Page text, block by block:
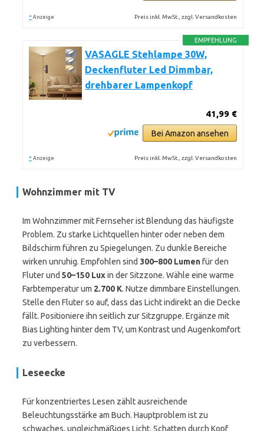
* Anzeige Preis inkl. MwSt., zzgl. Versandkosten
EMPFEHLUNG
VASAGLE Stehlampe 30W,
Deckenfluter Led Dimmbar,
drehbarer Lampenkopf
41,99 €
Bei Amazon ansehen
* Anzeige Preis inkl. MwSt., zzgl. Versandkosten
Wohnzimmer mit TV
Im Wohnzimmer mit Fernseher ist Blendung das häufigste
Problem. Zu starke Lichtquellen hinter oder neben dem
Bildschirm führen zu Spiegelungen. Zu dunkle Bereiche
wirken unruhig. Empfohlen sind 300–800 Lumenfür den
Fluter und 50–150 Luxin der Sitzzone. Wähle eine warme
Farbtemperatur um 2.700 K. Nutze dimmbare Einstellungen.
Stelle den Fluter so auf, dass das Licht indirekt an die Decke
fällt. Positioniere ihn seitlich zur Sitzgruppe. Ergänze mit
Bias Lighting hinter dem TV, um Kontrast und Augenkomfort
zu verbessern.
Leseecke
Für konzentriertes Lesen zählt ausreichende
Beleuchtungsstärke am Buch. Hauptproblem ist zu
schwaches, ungleichmäßiges Licht. Schatten durch Kopf